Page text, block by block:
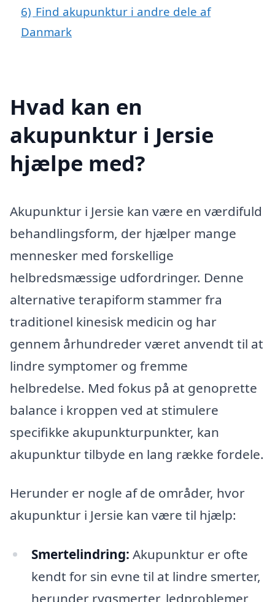
6) Find akupunktur i andre dele af
Danmark
Hvad kan en
akupunktur i Jersie
hjælpe med?
Akupunktur i Jersie kan være en værdifuld
behandlingsform, der hjælper mange
mennesker med forskellige
helbredsmæssige udfordringer. Denne
alternative terapiform stammer fra
traditionel kinesisk medicin og har
gennem århundreder været anvendt til at
lindre symptomer og fremme
helbredelse. Med fokus på at genoprette
balance i kroppen ved at stimulere
specifikke akupunkturpunkter, kan
akupunktur tilbyde en lang række fordele.
Herunder er nogle af de områder, hvor
akupunktur i Jersie kan være til hjælp:
Smertelindring: Akupunktur er ofte
kendt for sin evne til at lindre smerter,
herunder rygsmerter, ledproblemer